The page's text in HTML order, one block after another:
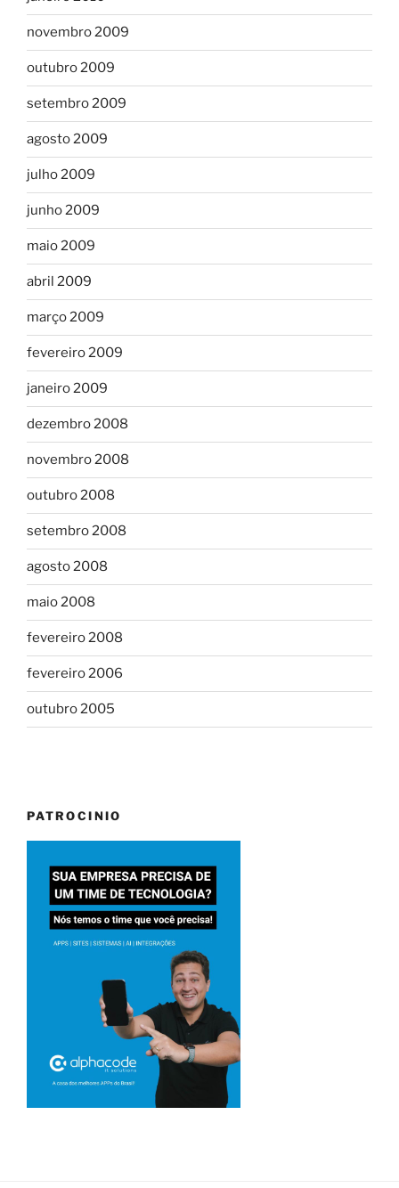
novembro 2009
outubro 2009
setembro 2009
agosto 2009
julho 2009
junho 2009
maio 2009
abril 2009
março 2009
fevereiro 2009
janeiro 2009
dezembro 2008
novembro 2008
outubro 2008
setembro 2008
agosto 2008
maio 2008
fevereiro 2008
fevereiro 2006
outubro 2005
PATROCINIO